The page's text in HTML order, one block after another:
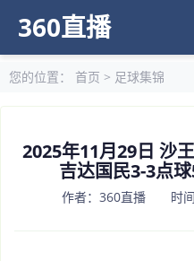
360直播
您的位置： 首页 > 足球集锦
2025年11月29日 沙
吉达国民3-3点
作者：360直播 时间